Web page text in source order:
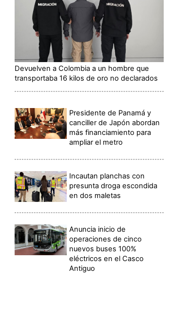
Devuelven a Colombia a un hombre que
transportaba 16 kilos de oro no declarados
Presidente de Panamá y
canciller de Japón abordan
más financiamiento para
ampliar el metro
Incautan planchas con
presunta droga escondida
en dos maletas
Anuncia inicio de
operaciones de cinco
nuevos buses 100%
eléctricos en el Casco
Antiguo